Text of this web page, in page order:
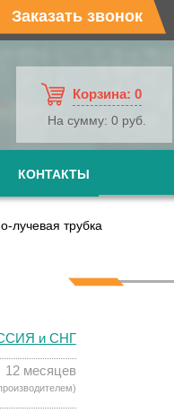
Заказать звонок
Корзина: 0
На сумму: 0 руб.
КОНТАКТЫ
лучевая трубка
и СНГ
12 месяцев